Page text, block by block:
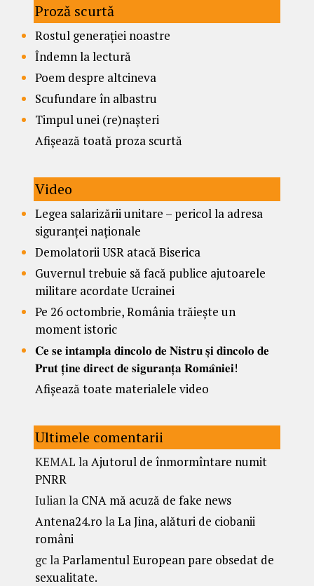
Proză scurtă
Rostul generației noastre
Îndemn la lectură
Poem despre altcineva
Scufundare în albastru
Timpul unei (re)nașteri
Afișează toată proza scurtă
Video
Legea salarizării unitare – pericol la adresa
siguranței naționale
Demolatorii USR atacă Biserica
Guvernul trebuie să facă publice ajutoarele
militare acordate Ucrainei
Pe 26 octombrie, România trăiește un
moment istoric
𝐂𝐞 𝐬𝐞 𝐢𝐧𝐭𝐚𝐦𝐩𝐥𝐚 𝐝𝐢𝐧𝐜𝐨𝐥𝐨 𝐝𝐞 𝐍𝐢𝐬𝐭𝐫𝐮 𝐬̦𝐢 𝐝𝐢𝐧𝐜𝐨𝐥𝐨 𝐝𝐞
𝐏𝐫𝐮𝐭 𝐭̦𝐢𝐧𝐞 𝐝𝐢𝐫𝐞𝐜𝐭 𝐝𝐞 𝐬𝐢𝐠𝐮𝐫𝐚𝐧𝐭̦𝐚 𝐑𝐨𝐦𝐚̂𝐧𝐢𝐞𝐢!
Afișează toate materialele video
Ultimele comentarii
KEMAL laAjutorul de înmormîntare numit
PNRR
Iulianla CNA mă acuză de fake news
Antena24.ro laLa Jina, alături de ciobanii
români
gclaParlamentul European pare obsedat de
sexualitate.